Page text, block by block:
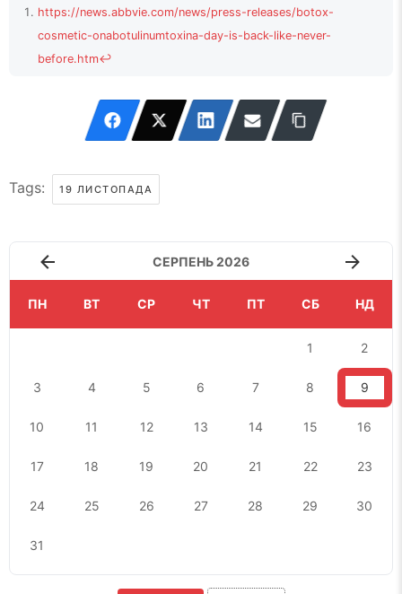
https://news.abbvie.com/news/press-releases/botox-
cosmetic-onabotulinumtoxina-day-is-back-like-never-
before.htm↩
Tags: 19 ЛИСТОПАДА
СЕРПЕНЬ 2026
ПН ВТ СР ЧТ ПТ СБ НД
1 2
3 4 5 6 7 8 9
10 11 12 13 14 15 16
17 18 19 20 21 22 23
24 25 26 27 28 29 30
31